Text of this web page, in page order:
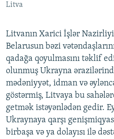
Litva
Litvanın Xarici İşlər
Belarusun bəzi
qadağa qoyulmasını təklif
olunmuş Ukrayna
mədəniyyət, idman və
göstərmiş, Litvaya bu
getmək istəyənlədən gedir.
Ukraynaya qarşı
birbaşa və ya dolayısı ilə